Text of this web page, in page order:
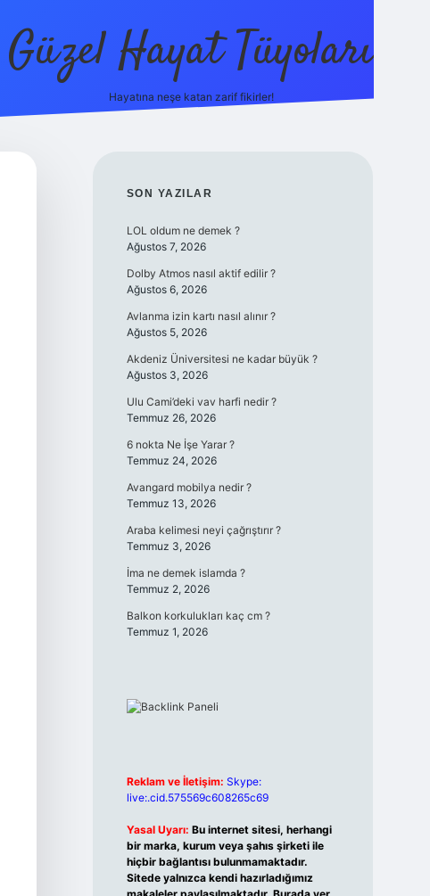
Güzel Hayat Tüyoları
Hayatına neşe katan zarif fikirler!
SIDEBAR
SON YAZILAR
LOL oldum ne demek ?
Ağustos 7, 2026
Dolby Atmos nasıl aktif edilir ?
Ağustos 6, 2026
Avlanma izin kartı nasıl alınır ?
Ağustos 5, 2026
Akdeniz Üniversitesi ne kadar büyük ?
Ağustos 3, 2026
Ulu Cami’deki vav harfi nedir ?
Temmuz 26, 2026
6 nokta Ne İşe Yarar ?
Temmuz 24, 2026
Avangard mobilya nedir ?
Temmuz 13, 2026
Araba kelimesi neyi çağrıştırır ?
Temmuz 3, 2026
İma ne demek islamda ?
Temmuz 2, 2026
Balkon korkulukları kaç cm ?
Temmuz 1, 2026
Reklam ve İletişim: Skype:
live:.cid.575569c608265c69
Yasal Uyarı: Bu internet sitesi, herhangi
bir marka, kurum veya şahıs şirketi ile
hiçbir bağlantısı bulunmamaktadır.
Sitede yalnızca kendi hazırladığımız